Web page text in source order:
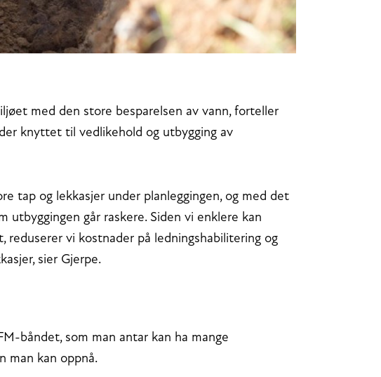
med den store besparelsen av vann, forteller
knyttet til vedlikehold og utbygging av
tap og lekkasjer under planleggingen, og med det
utbyggingen går raskere. Siden vi enklere kan
reduserer vi kostnader på ledningshabilitering og
sier Gjerpe.
båndet, som man antar kan ha mange
man kan oppnå.